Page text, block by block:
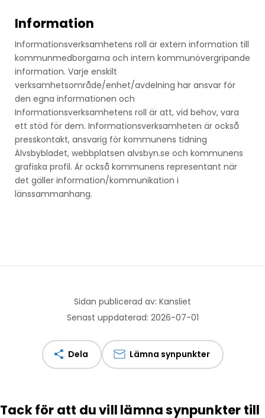
Information
Informationsverksamhetens roll är extern information till
kommunmedborgarna och intern kommunövergripande
information. Varje enskilt
verksamhetsområde/enhet/avdelning har ansvar för
den egna informationen och
Informationsverksamhetens roll är att, vid behov, vara
ett stöd för dem. Informationsverksamheten är också
presskontakt, ansvarig för kommunens tidning
Älvsbybladet, webbplatsen alvsbyn.se och kommunens
grafiska profil. Är också kommunens representant när
det gäller information/kommunikation i
länssammanhang.
Sidan publicerad av: Kansliet
Senast uppdaterad: 2026-07-01
Dela Lämna synpunkter
Tack för att du vill lämna synpunkter till